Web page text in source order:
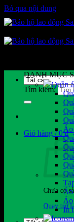
Bỏ qua nội dung
Tìm kiếm:
Giỏ hàng /0₫
Chưa có
Quay trở
DANH MỤC
Quần
Áo
Áo
Áo
In